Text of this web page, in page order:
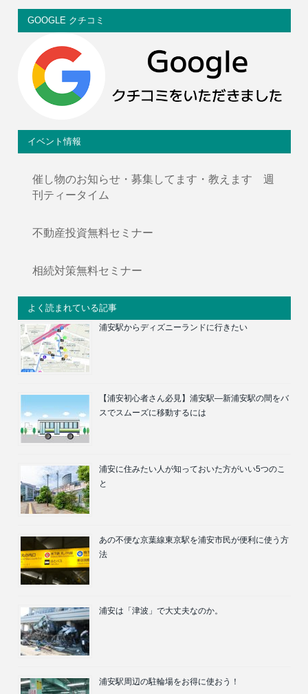
GOOGLE クチコミ
イベント情報
催し物のお知らせ・募集してます・教えます 週
刊ティータイム
不動産投資無料セミナー
相続対策無料セミナー
よく読まれている記事
浦安駅からディズニーランドに行きたい
【浦安初心者さん必見】浦安駅―新浦安駅の間をバ
スでスムーズに移動するには
浦安に住みたい人が知っておいた方がいい5つのこ
と
あの不便な京葉線東京駅を浦安市民が便利に使う方
法
浦安は「津波」で大丈夫なのか。
浦安駅周辺の駐輪場をお得に使おう！